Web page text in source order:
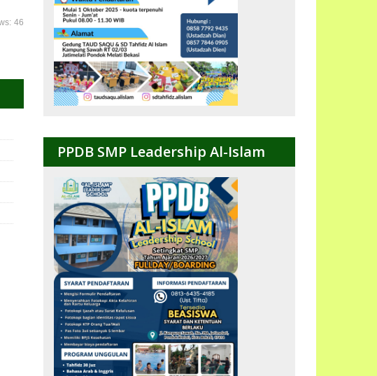
46
PPDB SMP Leadership Al-Islam